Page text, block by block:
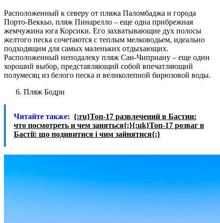
Расположенный к северу от пляжа Паломбаджа и города
Порто-Веккьо, пляж Пинарелло – еще одна прибрежная
жемчужина юга Корсики. Его захватывающие дух полосы
желтого песка сочетаются с теплым мелководьем, идеально
подходящим для самых маленьких отдыхающих.
Расположенный неподалеку пляж Сан-Чиприану – еще один
хороший выбор, представляющий собой впечатляющий
полумесяц из белого песка и великолепной бирюзовой воды.
Пляж Бодри
Читайте также: {:ru}Топ-17 развлечений в Бастии:
что посмотреть и чем заняться{:}{:uk}Топ-17 розваг в
Бастії: що подивитися і чим зайнятися{:}